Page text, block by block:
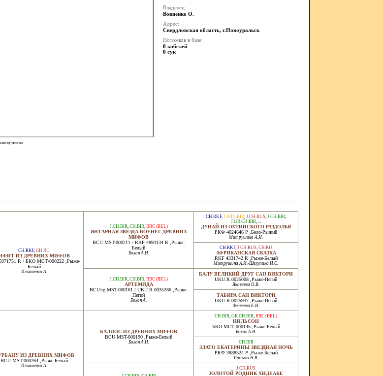
Владелец:
Вовненко О.
Адрес:
Свердловская область, г.Новоуральск
Потомков в базе:
0 кобелей
0 сук
CH.RKF, CH.RU
ИЗ ДРЕВНИХ МИФОВ
R / БКО МСТ-000222 ,Рыже-
Белый
Ильяшенко А.
J.CH.BIR, CH.BIR, BBC (BEL)
ЯНТАРНАЯ ЗВЕЗДА ВОЕНЕГ ДРЕВНИХ
МИФОВ
BCU MST-000211 / RKF 4893134 R ,Рыже-
Белый
Бохан А.Н.
CH.RKF, J.WIN.BIR, J.CH.RUS, J.CH.BIR,
J.GR.CH.BIR, ...
ДУНАЙ ИЗ ОХТИНСКОГО РАЗДОЛЬЯ
РКФ 4024646 Р ,Бело-Рыжий
Митрушина А.И.
CH.RKF, J.CH.RUS, CH.RU
АФРИКАНСКАЯ СКАЗКА
RKF 4331742 R ,Рыже-Белый
Митрушина А.И.-Шелупина И.С.
J.CH.BIR, CH.BIR, BBC (BEL)
АРТЕМИДА
BCU/rg MST-000161 / UKU.R.0035266 ,Рыже-
Пегий
Бохан А.
БАЛУ ВЕЛИКИЙ ДРУГ САН ВИКТОРИ
UKU.R.0025008 ,Рыже-Пегий
Яковлева О.В.
ТАБИРА САН ВИКТОРИ
UKU.R.0025937 ,Рыже-Пегий
Земелева Е.Н.
ИЗ ДРЕВНИХ МИФОВ
BCU MST-000264 ,Рыже-Белый
Ильяшенко А.
БАЛИОС ИЗ ДРЕВНИХ МИФОВ
BCU MST-000190 ,Рыже-Белый
Бохан А.Н.
CH.BIR, GR.CH.BIR, BBC (BEL)
НИЛЬСОН
БКО МСТ-000145 ,Рыже-Белый
Бохан А.Н.
CH.BIR
ЗЛАТО ЕКАТЕРИНЫ ЗВЕЗДНАЯ НОЧЬ
РКФ 3888524 Р ,Рыже-Белый
Рабыко Н.В.
J.CH.RUS
ЗОЛОТОЙ РОДНИК ХИДЕАКЕ